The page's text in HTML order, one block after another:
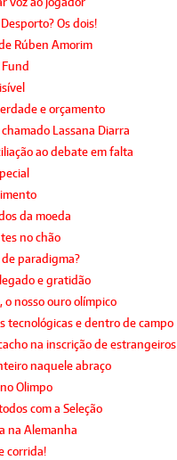
Os dois!
Rúben Amorim
Fund
e orçamento
Lassana Diarra
ao debate em falta
da moeda
no chão
paradigma?
e gratidão
o nosso ouro olímpico
tecnológicas e dentro de campo
na inscrição de estrangeiros
naquele abraço
Olimpo
com a Seleção
na Alemanha
corrida!